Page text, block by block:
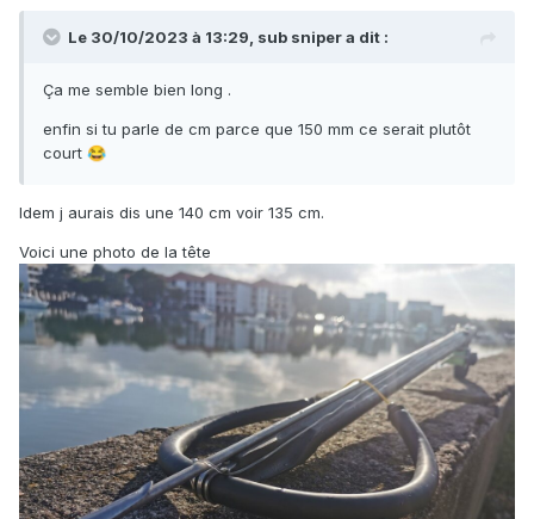
Le 30/10/2023 à 13:29, sub snipera dit :
Ça me semble bien long .
enfin si tu parle de cm parce que 150 mm ce serait plutôt
court 😂
Idem j aurais dis une 140 cm voir 135 cm.
Voici une photo de la tête